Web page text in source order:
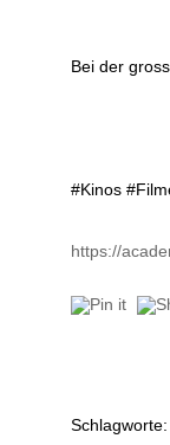
Bei der
#Kinos
https://
Schlagworte: